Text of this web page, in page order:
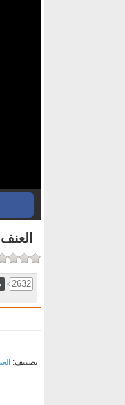
2632
تصنيف: